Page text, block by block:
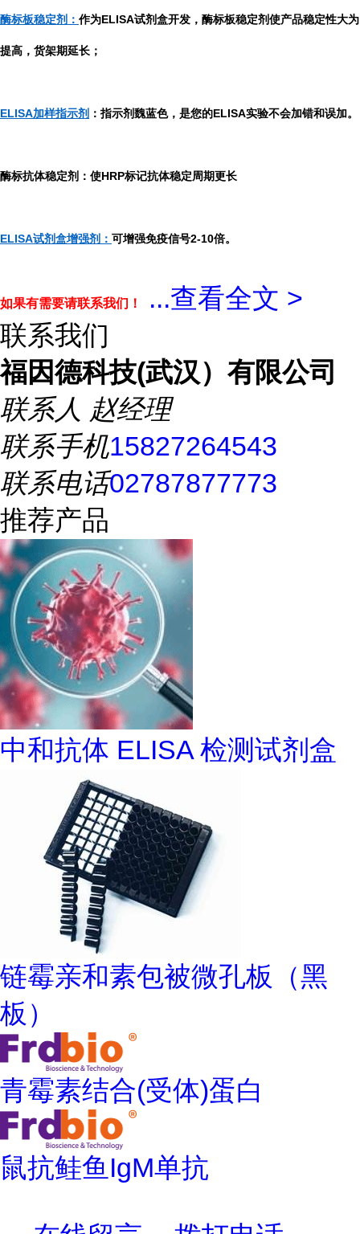
酶标板稳定剂： 作为ELISA试剂盒开发，酶标板稳定剂使产品稳定性大为
提高，货架期延长；
ELISA加样指示剂 ：指示剂魏蓝色，是您的ELISA实验不会加错和误加。
酶标抗体稳定剂：使HRP标记抗体稳定周期更长
ELISA试剂盒增强剂： 可增强免疫信号2-10倍。
如果有需要请联系我们！ ...查看全文 >
联系我们
福因德科技(武汉）有限公司
联系人 赵经理
联系手机15827264543
联系电话02787877773
推荐产品
中和抗体 ELISA 检测试剂盒
链霉亲和素包被微孔板（黑
板）
青霉素结合(受体)蛋白
鼠抗鲑鱼IgM单抗